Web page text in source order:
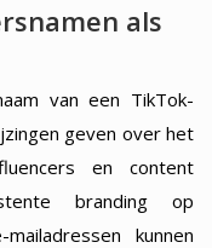
als
van een TikTok-
geven over het
en content
branding op
kunnen